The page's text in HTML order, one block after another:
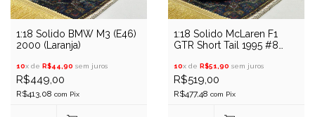
1:18 Solido BMW M3 (E46)
2000 (Laranja)
10x de R$44,90 sem juros
R$449,00
R$413,08 com Pix
1:18 Solido McLaren F1
GTR Short Tail 1995 #8
10x de R$51,90 sem juros
R$519,00
R$477,48 com Pix